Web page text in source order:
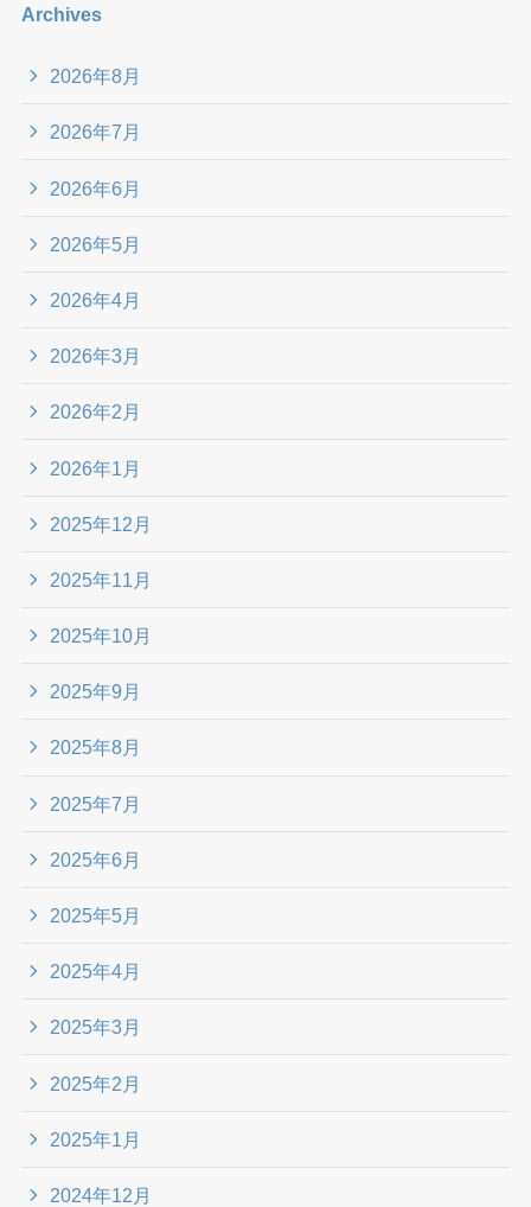
Archives
2026年8月
2026年7月
2026年6月
2026年5月
2026年4月
2026年3月
2026年2月
2026年1月
2025年12月
2025年11月
2025年10月
2025年9月
2025年8月
2025年7月
2025年6月
2025年5月
2025年4月
2025年3月
2025年2月
2025年1月
2024年12月